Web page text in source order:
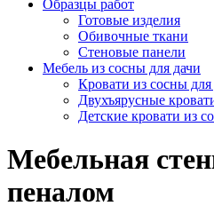
Образцы работ
Готовые изделия
Обивочные ткани
Стеновые панели
Мебель из сосны для дачи
Кровати из сосны для
Двухъярусные
Детские кровати из
Мебельная
пеналом